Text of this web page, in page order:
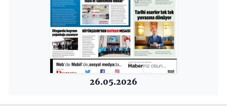
26.05.2026